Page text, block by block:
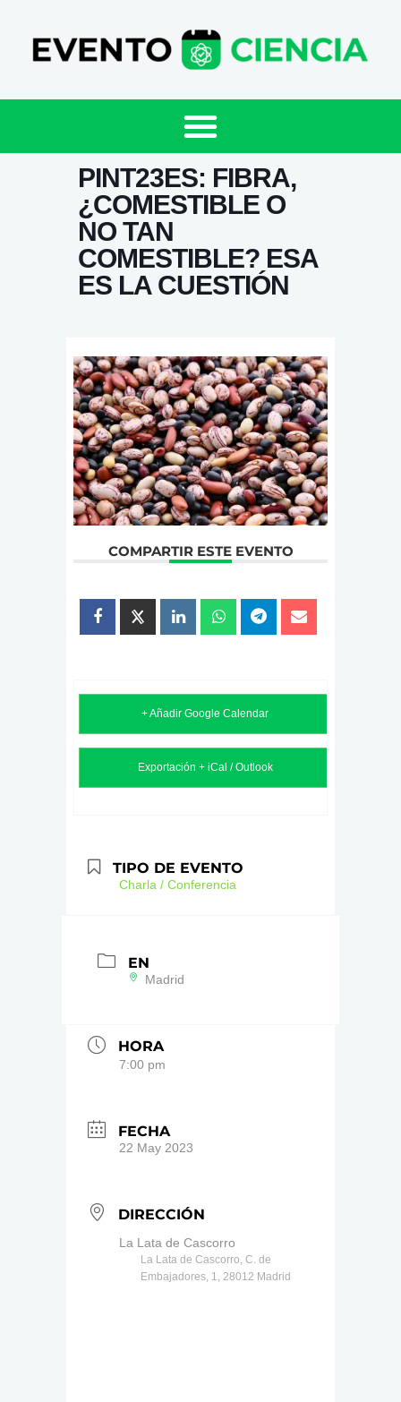
PINT23ES: FIBRA,
¿COMESTIBLE O
NO TAN
COMESTIBLE? ESA
ES LA CUESTIÓN
COMPARTIR ESTE EVENTO
+ Añadir Google Calendar
Exportación + iCal / Outlook
TIPO DE EVENTO
Charla / Conferencia
EN
Madrid
HORA
7:00 pm
FECHA
22 May 2023
DIRECCIÓN
La Lata de Cascorro
La Lata de Cascorro, C. de
Embajadores, 1, 28012 Madrid